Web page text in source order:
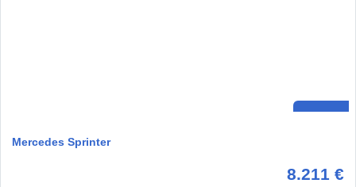
Mercedes Sprinter
8.211 €